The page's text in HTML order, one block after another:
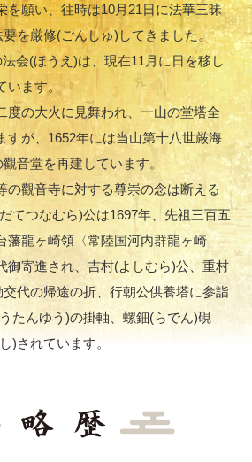
を願い、往時は10月21日に法華三昧
を厳修(ごんしゅ)してきました。
会(ほうえ)は、現在11月に日を移し
います。
度の大火に見舞われ、一山の堂塔全
すが、1652年には当山第十八世厳海
音堂を再建しています。
の觀音寺に対する尊崇の念は断える
てつなむら)公は1697年、先祖三百五
藩龍ヶ崎領〈常陸国河内群龍ヶ崎
御寄進され、吉村(よしむら)公、重村
代の帰途の折、行朝公供養塔に参詣
たんゆう)の掛軸、螺鈿(らでん)硯
)されています。